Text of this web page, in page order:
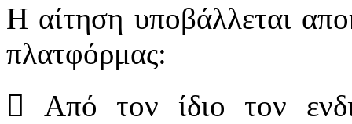
Η αίτηση υποβάλλεται
πλατφόρμας:
 Από τον ίδιο τον